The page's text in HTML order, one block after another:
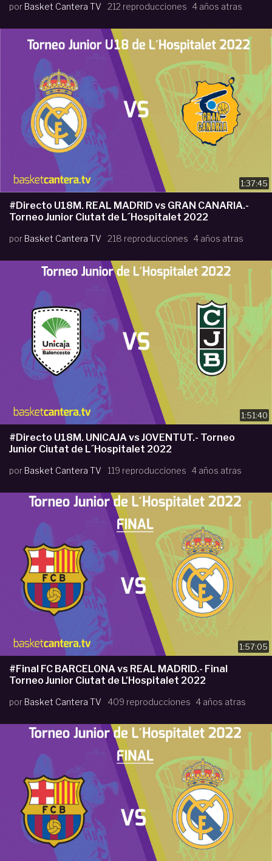
por Basket Cantera TV 212 reproducciones 4 años atras
1:37:45
#Directo U18M. REAL MADRID vs GRAN CANARIA.-
Torneo Junior Ciutat de L´Hospitalet 2022
por Basket Cantera TV 218 reproducciones 4 años atras
1:51:40
#Directo U18M. UNICAJA vs JOVENTUT.- Torneo
Junior Ciutat de L´Hospitalet 2022
por Basket Cantera TV 119 reproducciones 4 años atras
1:57:05
#Final FC BARCELONA vs REAL MADRID.- Final
Torneo Junior Ciutat de L'Hospitalet 2022
por Basket Cantera TV 409 reproducciones 4 años atras